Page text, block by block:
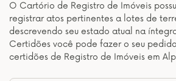
O Cartório de Registro de Imóveis
registrar atos pertinentes a lotes de
descrevendo seu estado atual na
Certidões você pode fazer o seu
certidões de Registro de Imóveis em